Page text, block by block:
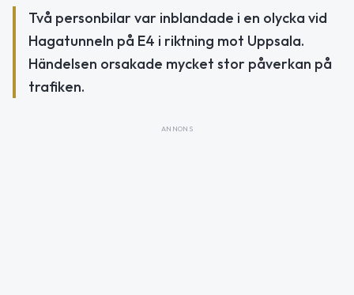
Två personbilar var inblandade i en olycka vid
Hagatunneln på E4 i riktning mot Uppsala.
Händelsen orsakade mycket stor påverkan på
trafiken.
ANNONS